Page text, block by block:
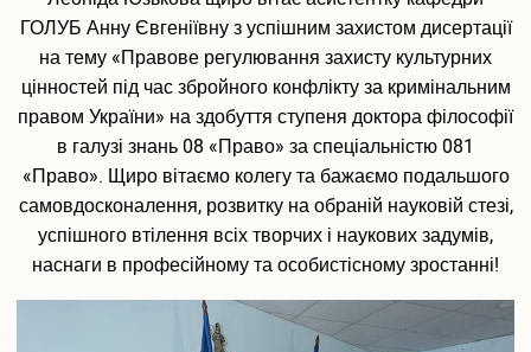
Випускники університету
Інформація для оприлюднення
Бібліотека
Корисна інформація
Контакти
ГОЛУБ Анну Євгеніївну з успішним захистом дисертації
на тему «Правове регулювання захисту культурних
цінностей під час збройного конфлікту за кримінальним
правом України» на здобуття ступеня доктора філософії
в галузі знань 08 «Право» за спеціальністю 081
«Право». Щиро вітаємо колегу та бажаємо подальшого
самовдосконалення, розвитку на обраній науковій стезі,
успішного втілення всіх творчих і наукових задумів,
наснаги в професійному та особистісному зростанні!